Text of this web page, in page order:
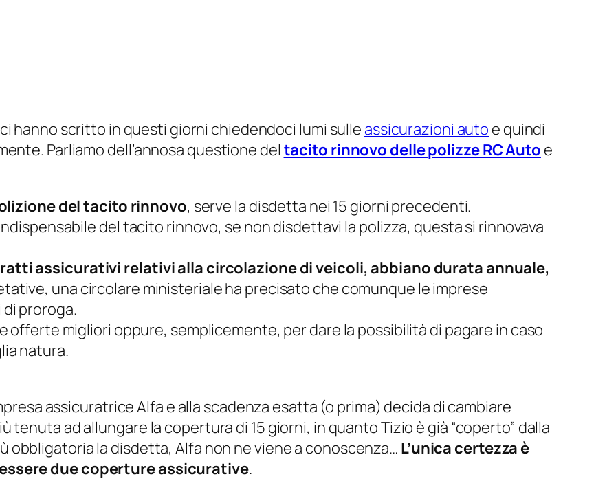
hanno scritto in questi giorni chiedendoci lumi sulle assicurazioni auto e quindi
Parliamo dell’annosa questione deltacito rinnovo delle polizze RC Auto e
del tacito rinnovo, serve la disdetta nei 15 giorni precedenti.
del tacito rinnovo, se non disdettavi la polizza, questa si rinnovava
assicurativi relativi alla circolazione di veicoli, abbiano durata annuale,
una circolare ministeriale ha precisato che comunque le imprese
proroga.
offerte migliori oppure, semplicemente, per dare la possibilità di pagare in caso
natura.
assicuratrice Alfa e alla scadenza esatta (o prima) decida di cambiare
tenuta ad allungare la copertura di 15 giorni, in quanto Tizio è già “coperto” dalla
obbligatoria la disdetta, Alfa non ne viene a conoscenza… L’unica certezza è
due coperture assicurative.